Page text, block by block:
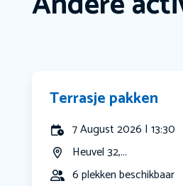
Terrasje pakken
7 August 2026 | 13:30
Heuvel 32,...
6 plekken beschikbaar